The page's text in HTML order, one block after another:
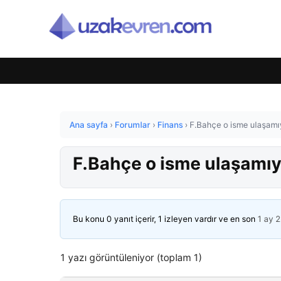
Ana sayfa › Forumlar › Finans › F.Bahçe o isme
F.Bahçe o isme
Bu konu 0 yanıt içerir, 1 izleyen vardır ve en son 1 ay
1 yazı görüntüleniyor (toplam 1)